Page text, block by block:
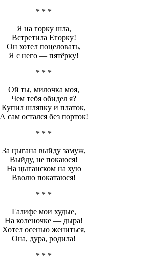
* * *
Я на горку шла,
Встретила Егорку!
Он хотел поцеловать,
Я с него — пятёрку!
* * *
Ой ты, милочка моя,
Чем тебя обидел я?
Купил шляпку и платок,
А сам остался без порток!
* * *
За цыгана выйду замуж,
Выйду, не покаюся!
На цыганском на хую
Вволю покатаюся!
* * *
Галифе мои худые,
На коленочке — дыра!
Хотел осенью жениться,
Она, дура, родила!
* * *